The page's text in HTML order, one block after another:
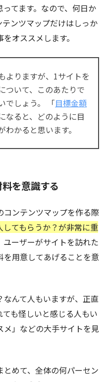
てます。なので、何日か
ンツマップだけはしっか
オススメします。
よりますが、1サイトを
ついて、このあたりで
でしょう。 「目標金額
なると、どのように目
かると思います。
を意識する
コンテンツマップを作る際
してもらうか？が非常に重
ユーザーがサイトを訪れた
用意してあげることを意
んて人もいますが、正直
も怪しいと感じる人もい
」などの大手サイトを見
めて、全体の何パーセン